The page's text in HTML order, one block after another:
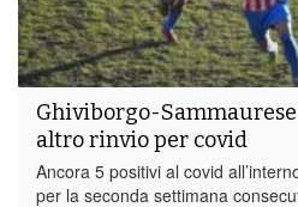
Ghiviborgo-
altro rinvio per covid
Ancora 5 positivi al covid
per la seconda settimana